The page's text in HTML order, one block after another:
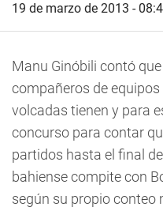
19 de marzo de 2013 -
Manu Ginóbili contó
compañeros de
volcadas tienen y para
concurso para contar
partidos hasta el final
bahiense compite con
según su propio conteo